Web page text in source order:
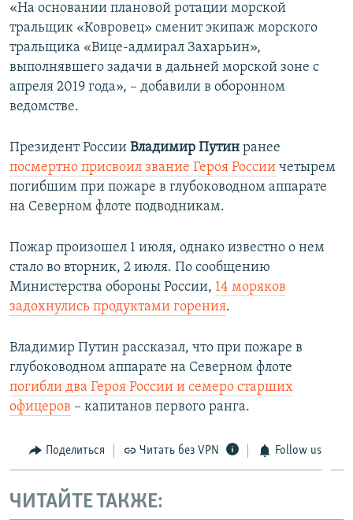
«На основании плановой ротации морской
тральщик «Ковровец» сменит экипаж морского
тральщика «Вице-адмирал Захарьин»,
выполнявшего задачи в дальней морской зоне с
апреля 2019 года», – добавили в оборонном
ведомстве.
Президент России Владимир Путин ранее
посмертно присвоил звание Героя России четырем
погибшим при пожаре в глубоководном аппарате
на Северном флоте подводникам.
Пожар произошел 1 июля, однако известно о нем
стало во вторник, 2 июля. По сообщению
Министерства обороны России, 14 моряков
задохнулись продуктами горения.
Владимир Путин рассказал, что при пожаре в
глубоководном аппарате на Северном флоте
погибли два Героя России и семеро старших
офицеров – капитанов первого ранга.
Поделиться Читать без VPN Follow us
ЧИТАЙТЕ ТАКЖЕ: